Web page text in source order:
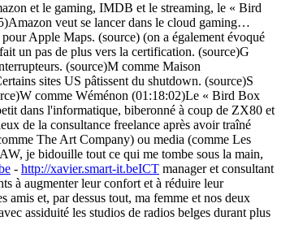
et le gaming, IMDB et le streaming, le « Bird
veut se lancer dans le cloud gaming…
Apple Maps. (source) (on a également évoqué
un pas de plus vers la certification. (source)G
(source)M comme Maison
sites US pâtissent du shutdown. (source)S
comme Wéménon (01:18:02)Le « Bird Box
dans l'informatique, biberonné à coup de ZX80 et
de la consultance freelance après avoir traîné
The Art Company) ou media (comme Les
je bidouille tout ce qui me tombe sous la main,
- http://xavier.smart-it.beICT manager et consultant
à augmenter leur confort et à réduire leur
amis et, par dessus tout, ma femme et nos deux
assiduité les studios de radios belges durant plus